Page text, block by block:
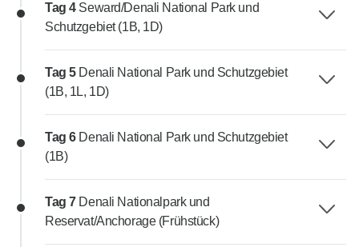
Tag 4 Seward/Denali National Park und
Schutzgebiet (1B, 1D)
Tag 5 Denali National Park und Schutzgebiet
(1B, 1L, 1D)
Tag 6 Denali National Park und Schutzgebiet
(1B)
Tag 7 Denali Nationalpark und
Reservat/Anchorage (Frühstück)